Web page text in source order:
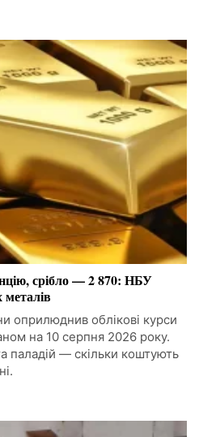
срібло — 2 870: НБУ
металів
оприлюднив облікові курси
на 10 серпня 2026 року.
паладій — скільки коштують